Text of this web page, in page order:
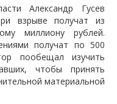
Александр Гусев
взрыве получат из
миллиону рублей.
получат по 500
пообещал изучить
чтобы принять
материальной